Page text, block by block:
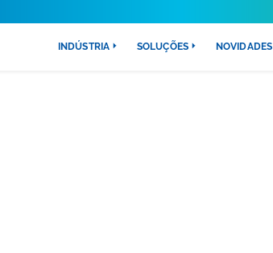
INDÚSTRIA SOLUÇÕES NOVIDADES